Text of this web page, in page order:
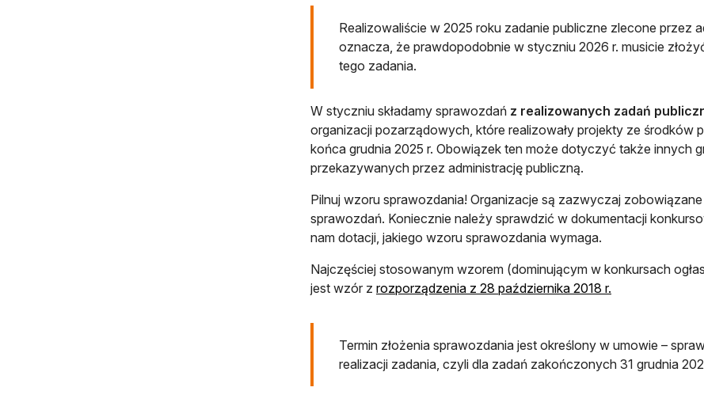
Realizowaliście w 2025 roku zadanie publiczne zlecone przez
oznacza, że prawdopodobnie w styczniu 2026 r. musicie
tego zadania.
W styczniu składamy sprawozdań z realizowanych zadań
organizacji pozarządowych, które realizowały projekty ze środków
końca grudnia 2025 r. Obowiązek ten może dotyczyć także innych
przekazywanych przez administrację publiczną.
Pilnuj wzoru sprawozdania! Organizacje są zazwyczaj
sprawozdań. Koniecznie należy sprawdzić w dokumentacji
nam dotacji, jakiego wzoru sprawozdania wymaga.
Najczęściej stosowanym wzorem (dominującym w konkursach
jest wzór z rozporządzenia z 28 października 2018 r.
Termin złożenia sprawozdania jest określony w umowie –
realizacji zadania, czyli dla zadań zakończonych 31 grudnia